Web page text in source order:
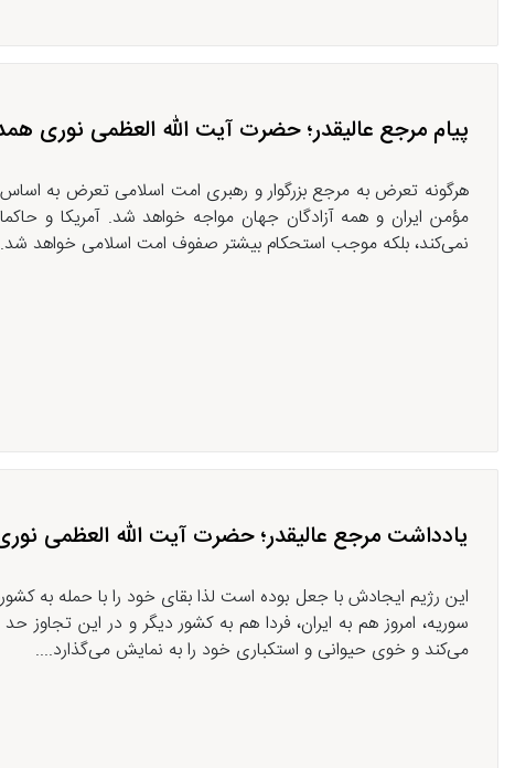
پیام مرجع عالیقدر؛ حضرت آیت الله العظمی نوری
هرگونه تعرض به مرجع بزرگوار و رهبری امت اسلامی تعرض به
مؤمن ایران و همه آزادگان جهان مواجه خواهد شد. آمریکا و
نمی‌کند، بلکه موجب استحکام بیشتر صفوف امت اسلامی خواهد
یادداشت مرجع عالیقدر؛ حضرت آیت الله العظمی
این رژیم ایجادش با جعل بوده است لذا بقای خود را با حمله به
سوریه، امروز هم به ایران، فردا هم به کشور دیگر و در این تجاوز
می‌کند و خوی حیوانی و استکباری خود را به نمایش می‌گذارد....